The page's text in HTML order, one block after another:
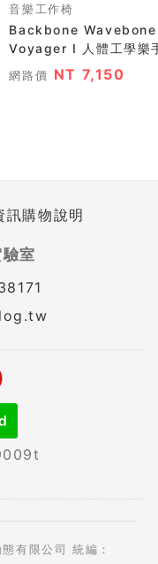
音樂工作椅
Backbone Wavebone
Voyager I 人體工學樂
網路價 NT 7,150
訊購物說明
室
限公司 統編：